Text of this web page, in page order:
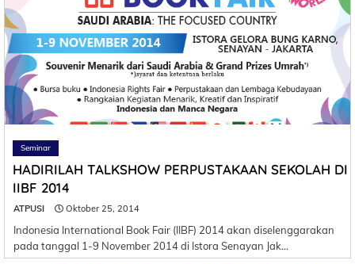
Seminar
HADIRILAH TALKSHOW PERPUSTAKAAN SEKOLAH DI
IIBF 2014
ATPUSI Oktober 25, 2014
Indonesia International Book Fair (IIBF) 2014 akan diselenggarakan
pada tanggal 1-9 November 2014 di Istora Senayan Jak…